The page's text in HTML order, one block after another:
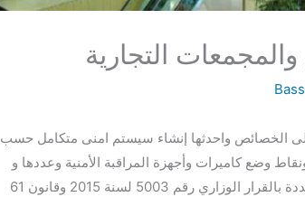
التجارية
الخصائص واحدثها إنشاء سيستم امنى متكامل حسب
وضع كاميرات وأجهزة المراقبة الأمنية وعددها و
ومقاييس رؤية الأجسام و المواصفات الفنية المحددة بالقرار الوزاري رقم 5003 لسنة 2015 وقانون 61